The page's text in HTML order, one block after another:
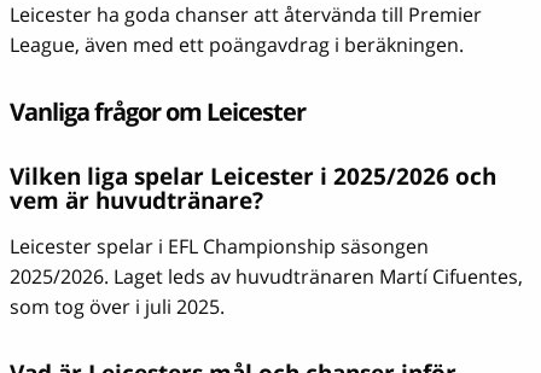
Leicester ha goda chanser att återvända till Premier
League, även med ett poängavdrag i beräkningen.
Vanliga frågor om Leicester
Vilken liga spelar Leicester i 2025/2026 och
vem är huvudtränare?
Leicester spelar i EFL Championship säsongen
2025/2026. Laget leds av huvudtränaren Martí Cifuentes,
som tog över i juli 2025.